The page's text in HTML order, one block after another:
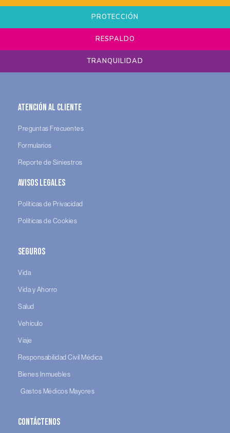
PROTECCIÓN
RESPALDO
TRANQUILIDAD
Atención al Cliente
Preguntas Frecuentes
Formularios
Reporte de Siniestros
Avisos legales
Políticas de Privacidad
Políticas de Cookies
Seguros
Vida
Vida y Ahorro
Salud
Vehículo
Viaje
Responsabilidad Civil Médica
Bienes Inmuebles
Gastos Médicos Mayores
Contáctenos